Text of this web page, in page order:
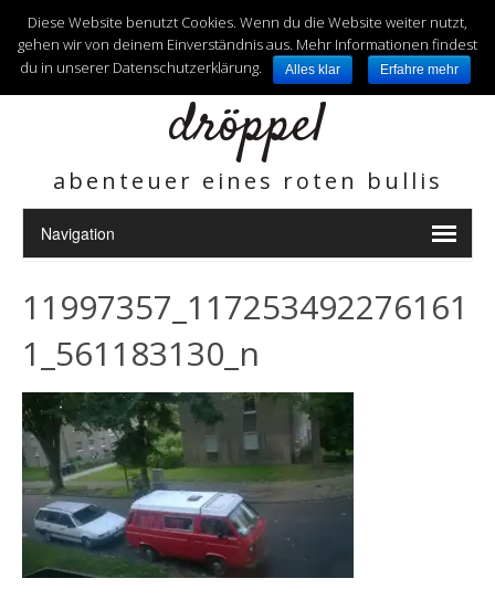
unterwegs mit
dröppel
abenteuer eines roten bullis
11997357_117253492276161
1_561183130_n
Diese Website benutzt Cookies. Wenn du die Website weiter nutzt,
gehen wir von deinem Einverständnis aus. Mehr Informationen findest
du in unserer Datenschutzerklärung.
Alles klar Erfahre mehr